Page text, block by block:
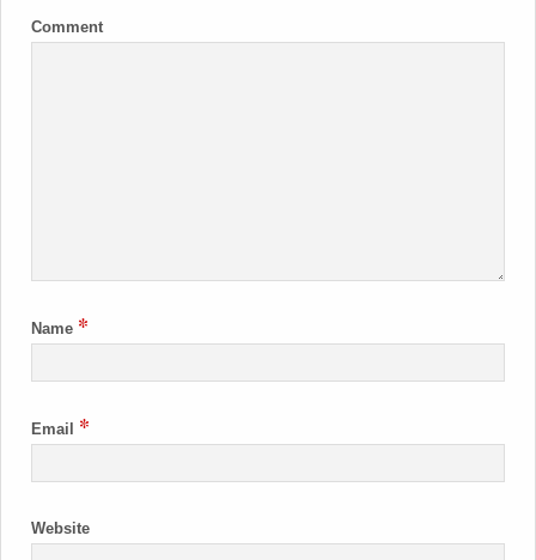
Comment
Name *
Email *
Website